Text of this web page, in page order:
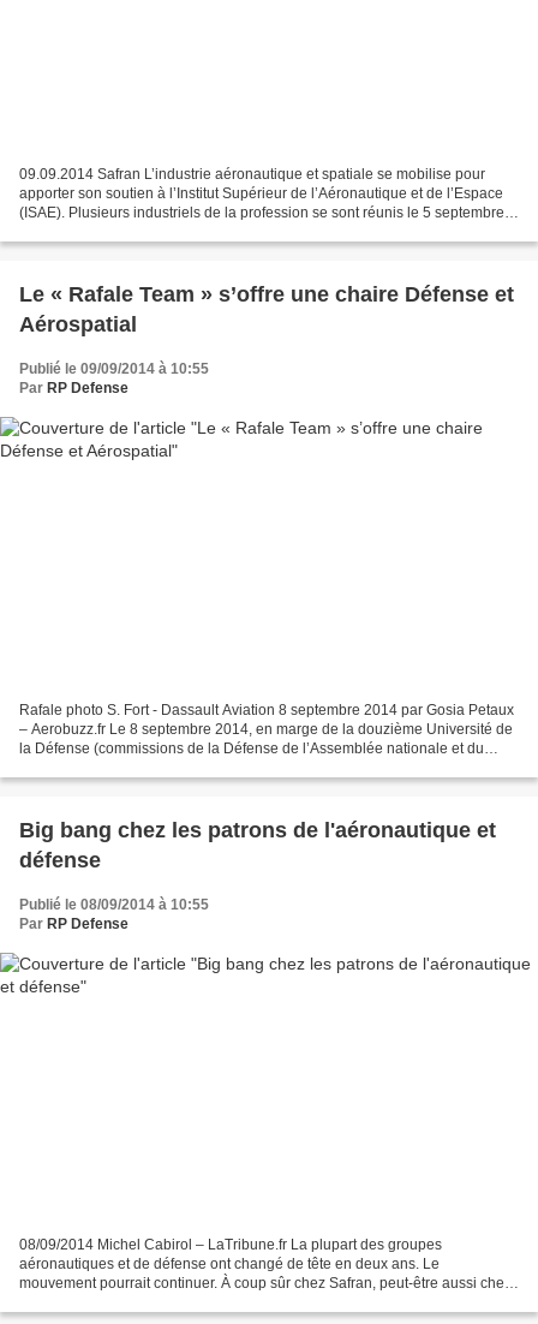
09.09.2014 Safran L’industrie aéronautique et spatiale se mobilise pour
apporter son soutien à l’Institut Supérieur de l’Aéronautique et de l’Espace
(ISAE). Plusieurs industriels de la profession se sont réunis le 5 septembre à
Le « Rafale Team » s’offre une chaire Défense et
Aérospatial
Publié le 09/09/2014 à 10:55
Par RP Defense
Rafale photo S. Fort - Dassault Aviation 8 septembre 2014 par Gosia Petaux
– Aerobuzz.fr Le 8 septembre 2014, en marge de la douzième Université de
la Défense (commissions de la Défense de l’Assemblée nationale et du
Big bang chez les patrons de l'aéronautique et
défense
Publié le 08/09/2014 à 10:55
Par RP Defense
08/09/2014 Michel Cabirol – LaTribune.fr La plupart des groupes
aéronautiques et de défense ont changé de tête en deux ans. Le
mouvement pourrait continuer. À coup sûr chez Safran, peut-être aussi chez